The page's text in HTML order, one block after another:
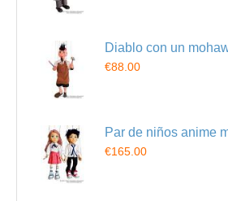
Diablo con un
€88.00
Par de niños anime
€165.00